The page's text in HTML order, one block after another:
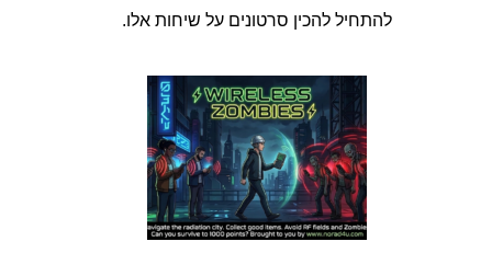
להתחיל להכין סרטונים על שיחות אלו.